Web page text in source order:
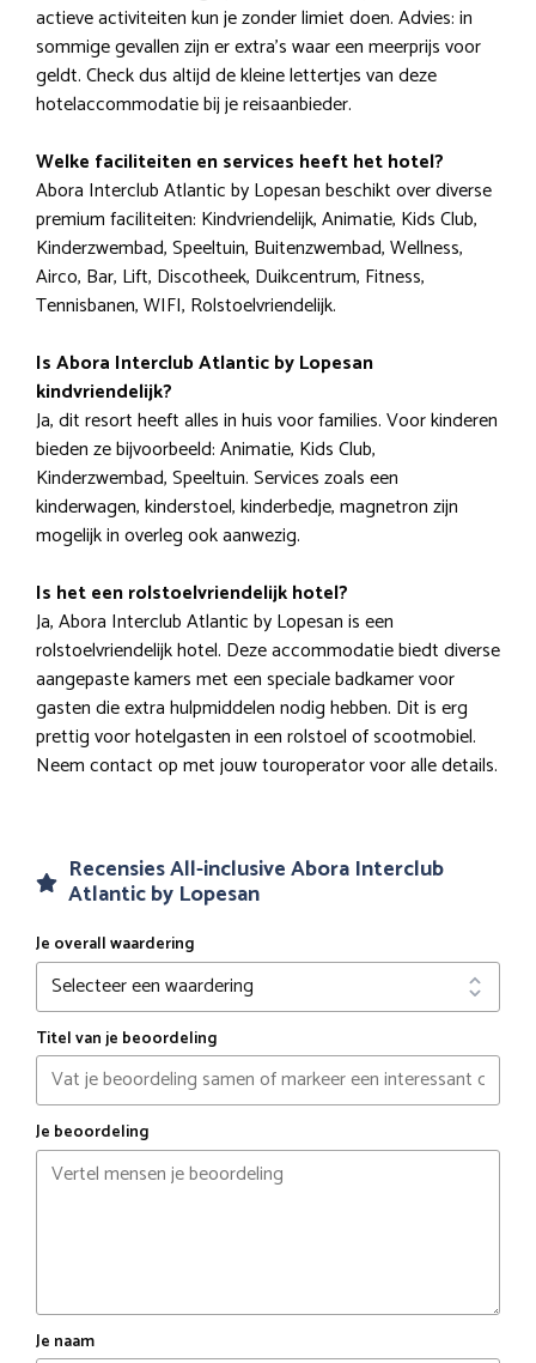
actieve activiteiten kun je zonder limiet doen. Advies: in
sommige gevallen zijn er extra’s waar een meerprijs voor
geldt. Check dus altijd de kleine lettertjes van deze
hotelaccommodatie bij je reisaanbieder.
Welke faciliteiten en services heeft het hotel?
Abora Interclub Atlantic by Lopesan beschikt over diverse
premium faciliteiten: Kindvriendelijk, Animatie, Kids Club,
Kinderzwembad, Speeltuin, Buitenzwembad, Wellness,
Airco, Bar, Lift, Discotheek, Duikcentrum, Fitness,
Tennisbanen, WIFI, Rolstoelvriendelijk.
Is Abora Interclub Atlantic by Lopesan
kindvriendelijk?
Ja, dit resort heeft alles in huis voor families. Voor kinderen
bieden ze bijvoorbeeld: Animatie, Kids Club,
Kinderzwembad, Speeltuin. Services zoals een
kinderwagen, kinderstoel, kinderbedje, magnetron zijn
mogelijk in overleg ook aanwezig.
Is het een rolstoelvriendelijk hotel?
Ja, Abora Interclub Atlantic by Lopesan is een
rolstoelvriendelijk hotel. Deze accommodatie biedt diverse
aangepaste kamers met een speciale badkamer voor
gasten die extra hulpmiddelen nodig hebben. Dit is erg
prettig voor hotelgasten in een rolstoel of scootmobiel.
Neem contact op met jouw touroperator voor alle details.
Recensies All-inclusive Abora Interclub
Atlantic by Lopesan
Je overall waardering
Titel van je beoordeling
Je beoordeling
Je naam